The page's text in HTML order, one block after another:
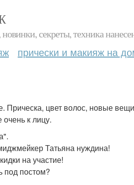
секреты, техника
прически и макияж на
Прическа, цвет волос, новые
к лицу.
Татьяна нуждина!
на участие!
под постом?